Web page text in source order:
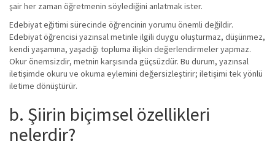
şair her zaman öğretmenin söylediğini anlatmak ister.
Edebiyat eğitimi sürecinde öğrencinin yorumu önemli değildir.
Edebiyat öğrencisi yazınsal metinle ilgili duygu oluşturmaz, düşünmez,
kendi yaşamına, yaşadığı topluma ilişkin değerlendirmeler yapmaz.
Okur önemsizdir, metnin karşısında güçsüzdür. Bu durum, yazınsal
iletişimde okuru ve okuma eylemini değersizleştirir; iletişimi tek yönlü
iletime dönüştürür.
b. Şiirin biçimsel özellikleri
nelerdir?